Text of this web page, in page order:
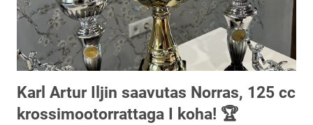
Karl Artur Iljin saavutas Norras, 125 cc
krossimootorrattaga I koha! 🏆